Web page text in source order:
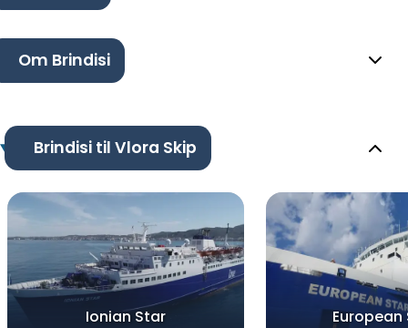
Om Brindisi
Brindisi til Vlora Skip
Ionian Star European